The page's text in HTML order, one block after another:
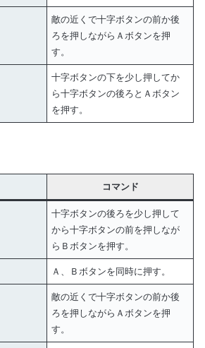
敵の近くで十字ボタンの前か後
ろを押しながらＡボタンを押
す。
十字ボタンの下を少し押してか
ら十字ボタンの後ろとＡボタン
を押す。
コマンド
十字ボタンの後ろを少し押して
から十字ボタンの前を押しなが
らＢボタンを押す。
Ａ、Ｂボタンを同時に押す。
敵の近くで十字ボタンの前か後
ろを押しながらＡボタンを押
す。